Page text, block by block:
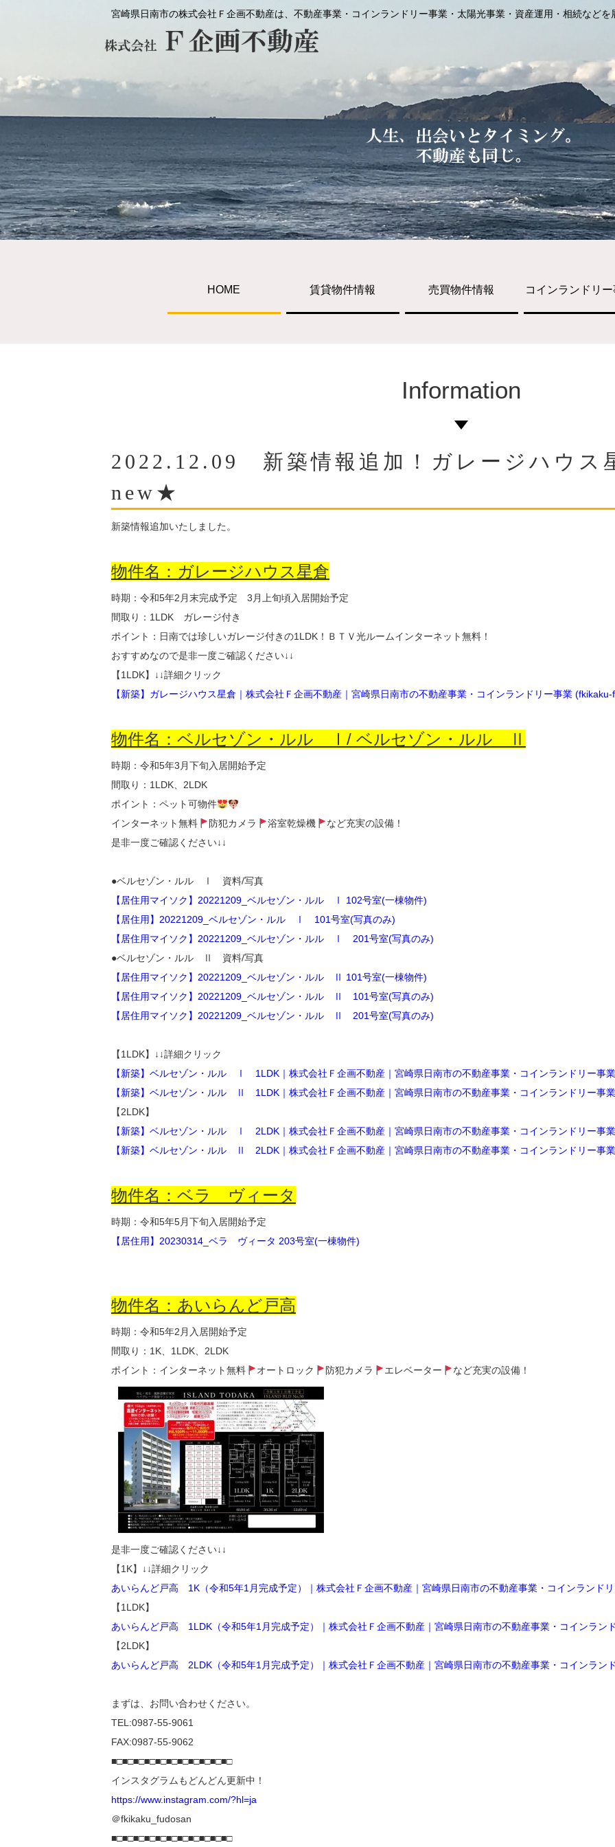
宮崎県日南市の株式会社Ｆ企画不動産は、不動産事業・コインランドリー事業・太陽光事業・資産運用・相続などを
HOME 賃貸物件情報 売買物件情報 コインランドリ
Information
2022.12.09 新築情報追加！ガレージハウ
new★
新築情報追加いたしました。
物件名：ガレージハウス星倉
時期：令和5年2月末完成予定 3月上旬頃入居開始予定
間取り：1LDK ガレージ付き
ポイント：日南では珍しいガレージ付きの1LDK！ＢＴＶ光ルームインターネット無料！
おすすめなので是非一度ご確認ください↓↓
【1LDK】↓↓詳細クリック
【新築】ガレージハウス星倉｜株式会社Ｆ企画不動産｜宮崎県日南市の不動産事業・コインランドリー事業
物件名：ベルセゾン・ルル Ⅰ/ ベルセゾン・ルル Ⅱ
時期：令和5年3月下旬入居開始予定
間取り：1LDK、2LDK
ポイント：ペット可物件
インターネット無料
防犯カメラ 浴室乾燥機
など充実の設備！
是非一度ご確認ください↓↓
●ベルセゾン・ルル Ⅰ 資料/写真
【居住用マイソク】20221209_ベルセゾン・ルル Ⅰ 102号室(一棟物件)
【居住用】20221209_ベルセゾン・ルル Ⅰ 101号室(写真のみ)
【居住用マイソク】20221209_ベルセゾン・ルル Ⅰ 201号室(写真のみ)
●ベルセゾン・ルル Ⅱ 資料/写真
【居住用マイソク】20221209_ベルセゾン・ルル Ⅱ 101号室(一棟物件)
【居住用マイソク】20221209_ベルセゾン・ルル Ⅱ 101号室(写真のみ)
【居住用マイソク】20221209_ベルセゾン・ルル Ⅱ 201号室(写真のみ)
【1LDK】↓↓詳細クリック
【新築】ベルセゾン・ルル Ⅰ 1LDK｜株式会社Ｆ企画不動産｜宮崎県日南市の不動産事業・コインランドリー事
【新築】ベルセゾン・ルル Ⅱ 1LDK｜株式会社Ｆ企画不動産｜宮崎県日南市の不動産事業・コインランドリー事
【2LDK】
【新築】ベルセゾン・ルル Ⅰ 2LDK｜株式会社Ｆ企画不動産｜宮崎県日南市の不動産事業・コインランドリー事
【新築】ベルセゾン・ルル Ⅱ 2LDK｜株式会社Ｆ企画不動産｜宮崎県日南市の不動産事業・コインランドリー事
物件名：ベラ ヴィータ
時期：令和5年5月下旬入居開始予定
【居住用】20230314_ベラ ヴィータ 203号室(一棟物件)
物件名：あいらんど戸高
時期：令和5年2月入居開始予定
間取り：1K、1LDK、2LDK
ポイント：インターネット無料
オートロック 防犯カメラ エレベーター など充実の設備！
是非一度ご確認ください↓↓
【1K】↓↓詳細クリック
あいらんど戸高 1K（令和5年1月完成予定）｜株式会社Ｆ企画不動産｜宮崎県日南市の不動産事業・コインランド
【1LDK】
あいらんど戸高 1LDK（令和5年1月完成予定）｜株式会社Ｆ企画不動産｜宮崎県日南市の不動産事業・コインラン
【2LDK】
あいらんど戸高 2LDK（令和5年1月完成予定）｜株式会社Ｆ企画不動産｜宮崎県日南市の不動産事業・コインラン
まずは、お問い合わせください。
TEL:0987-55-9061
FAX:0987-55-9062
■□■□■□■□■□■□■□■□■□■□■□
インスタグラムもどんどん更新中！
https://www.instagram.com/?hl=ja
＠fkikaku_fudosan
■□■□■□■□■□■□■□■□■□■□■□